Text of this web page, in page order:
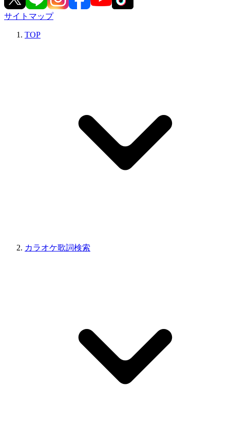
サイトマップ
TOP
カラオケ歌詞検索